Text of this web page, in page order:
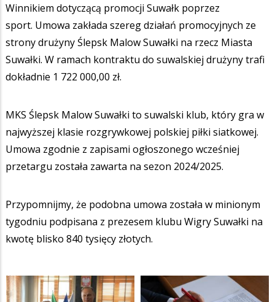
Winnikiem dotyczącą promocji Suwałk poprzez
sport. Umowa zakłada szereg działań promocyjnych ze
strony drużyny Ślepsk Malow Suwałki na rzecz Miasta
Suwałki. W ramach kontraktu do suwalskiej drużyny trafi
dokładnie 1 722 000,00 zł.
MKS Ślepsk Malow Suwałki to suwalski klub, który gra w
najwyższej klasie rozgrywkowej polskiej piłki siatkowej.
Umowa zgodnie z zapisami ogłoszonego wcześniej
przetargu została zawarta na sezon 2024/2025.
Przypomnijmy, że podobna umowa została w minionym
tygodniu podpisana z prezesem klubu Wigry Suwałki na
kwotę blisko 840 tysięcy złotych.